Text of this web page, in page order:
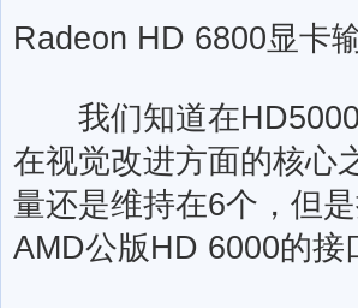
Radeon HD 6800显卡
我们知道在HD5000
在视觉改进方面的核心
量还是维持在6个，但
AMD公版HD 6000的